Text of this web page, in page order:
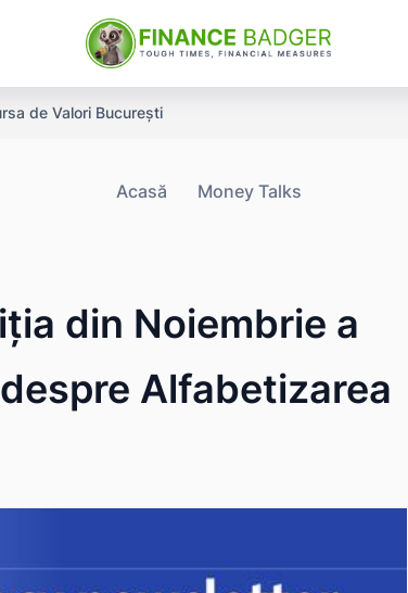
de Valori București
Acasă Money Talks
din Noiembrie a
Alfabetizarea